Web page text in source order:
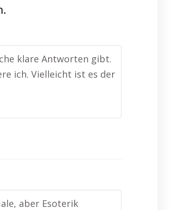
klare Antworten gibt.
ich. Vielleicht ist es der
aber Esoterik